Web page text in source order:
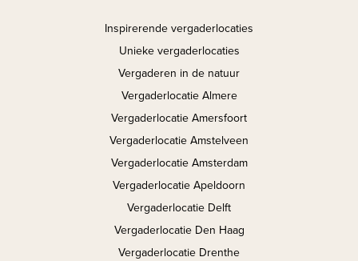
Inspirerende vergaderlocaties
Unieke vergaderlocaties
Vergaderen in de natuur
Vergaderlocatie Almere
Vergaderlocatie Amersfoort
Vergaderlocatie Amstelveen
Vergaderlocatie Amsterdam
Vergaderlocatie Apeldoorn
Vergaderlocatie Delft
Vergaderlocatie Den Haag
Vergaderlocatie Drenthe